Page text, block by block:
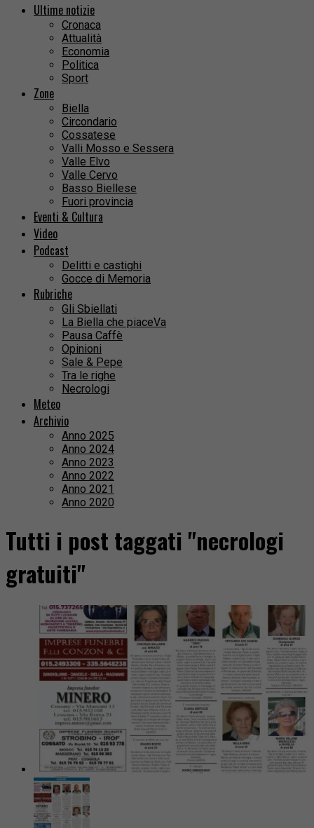
Ultime notizie
Cronaca
Attualità
Economia
Politica
Sport
Zone
Biella
Circondario
Cossatese
Valli Mosso e Sessera
Valle Elvo
Valle Cervo
Basso Biellese
Fuori provincia
Eventi & Cultura
Video
Podcast
Delitti e castighi
Gocce di Memoria
Rubriche
Gli Sbiellati
La Biella che piaceVa
Pausa Caffè
Opinioni
Sale & Pepe
Tra le righe
Necrologi
Meteo
Archivio
Anno 2025
Anno 2024
Anno 2023
Anno 2022
Anno 2021
Anno 2020
Tutti i post taggati "necrologi
gratuiti"